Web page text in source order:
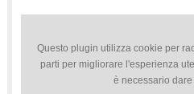
Questo plugin utilizza cookie per
parti per migliorare l'esperienza
è necessario dare